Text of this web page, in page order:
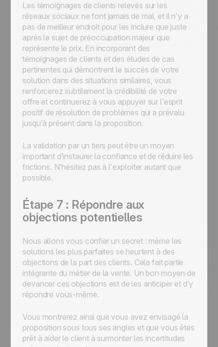
Les témoignages de clients relevés sur les
réseaux sociaux ne font jamais de mal, et il n’y a
pas de meilleur endroit pour les inclure que juste
après le sujet de préoccupation majeur que
représente le prix. En incorporant des
témoignages de clients et des études de cas
pertinentes qui démontrent le succès de votre
solution dans des situations similaires, vous
renforcerez subtilement la crédibilité de votre
offre et continuerez à vous appuyer sur l’esprit
positif de résolution de problèmes qui a prévalu
jusqu’à présent dans la proposition.
La validation par un tiers peut être un moyen
important d’instaurer la confiance et de réduire les
frictions. N’hésitez pas à l’exploiter autant que
possible.
Étape 7 : Répondre aux
objections potentielles
Nous allons vous confier un secret : même les
solutions les plus parfaites se heurtent à des
objections de la part des clients. Cela fait partie
intégrante du métier de la vente. Un bon moyen de
devancer ces objections est de les anticiper et d’y
répondre vous-même.
Vous montrerez ainsi que vous avez envisagé la
proposition sous tous ses angles et que vous êtes
prêt à aider le client à surmonter les incertitudes